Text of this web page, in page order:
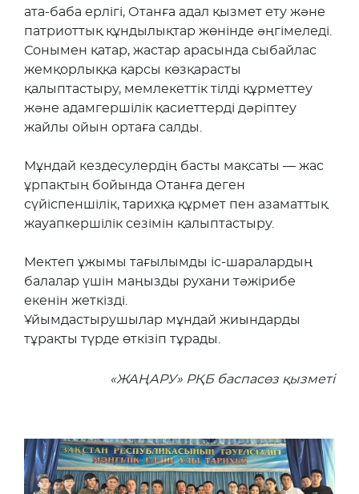
ата-баба ерлігі, Отанға адал қызмет ету және
патриоттық құндылықтар жөнінде әңгімеледі.
Сонымен қатар, жастар арасында сыбайлас
жемқорлыққа қарсы көзқарасты
қалыптастыру, мемлекеттік тілді құрметтеу
және адамгершілік қасиеттерді дәріптеу
жайлы ойын ортаға салды.
Мұндай кездесулердің басты мақсаты — жас
ұрпақтың бойында Отанға деген
сүйіспеншілік, тарихқа құрмет пен азаматтық
жауапкершілік сезімін қалыптастыру.
Мектеп ұжымы тағылымды іс-шаралардың
балалар үшін маңызды рухани тәжірибе
екенін жеткізді.
Ұйымдастырушылар мұндай жиындарды
тұрақты түрде өткізіп тұрады.
«ЖАҢАРУ» РҚБ баспасөз қызметі